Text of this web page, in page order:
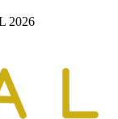
2026